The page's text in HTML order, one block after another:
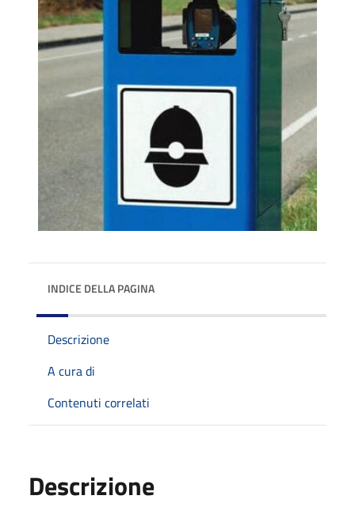
INDICE DELLA PAGINA
Descrizione
A cura di
Contenuti correlati
Descrizione